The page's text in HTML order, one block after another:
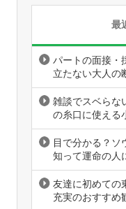
最
パートの面接・
立たない大人の
雑談でスベらな
の糸口に使える
目で分かる？ソ
知って運命の人
友達に初めての
充実のおすすめ